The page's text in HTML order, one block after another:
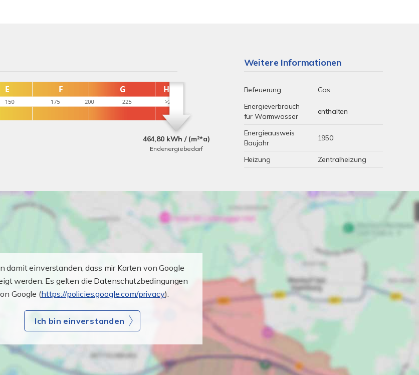
464,80 kWh / (m²*a)
Endenergiebedarf
Weitere Informationen
Befeuerung
Gas
Energieverbrauch
für Warmwasser
enthalten
Energieausweis
Baujahr
1950
Heizung Zentralheizung
damit einverstanden, dass mir Karten von Google
werden. Es gelten die Datenschutzbedingungen
Google (https://policies.google.com/privacy).
Ich bin einverstanden